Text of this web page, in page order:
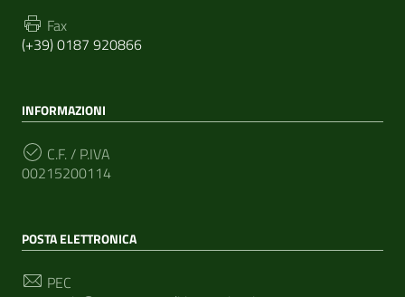
Fax
(+39) 0187 920866
INFORMAZIONI
C.F. / P.IVA
00215200114
POSTA ELETTRONICA
PEC